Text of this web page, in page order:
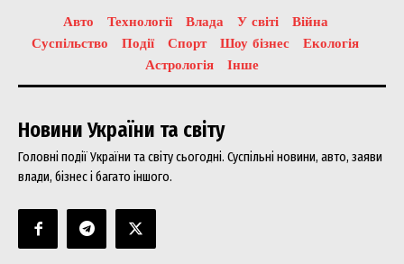
News Week
Magazine PRO
Авто Технології Влада У світі
Війна
Суспільство
Події Спорт Шоу бізнес
Екологія
Астрологія
Інше
Новини України та світу
Головні події України та світу сьогодні. Суспільні новини, авто, заяви
влади, бізнес і багато іншого.